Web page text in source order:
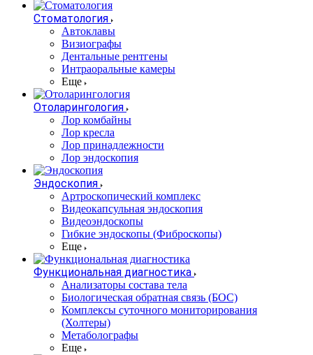
Стоматология
Автоклавы
Визиографы
Дентальные рентгены
Интраоральные камеры
Еще
Отоларингология
Лор комбайны
Лор кресла
Лор принадлежности
Лор эндоскопия
Эндоскопия
Артроскопический комплекс
Видеокапсульная эндоскопия
Видеоэндоскопы
Гибкие эндоскопы (Фиброcкопы)
Еще
Функциональная диагностика
Анализаторы состава тела
Биологическая обратная связь (БОС)
Комплексы суточного мониторирования
(Холтеры)
Метаболографы
Еще